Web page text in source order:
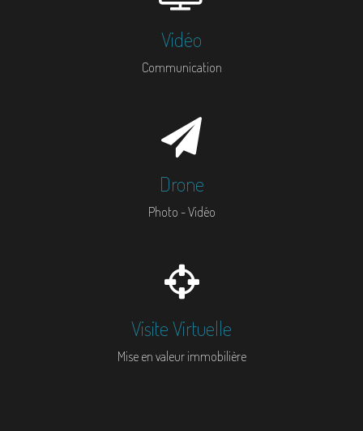
Vidéo
Communication
Drone
Photo - Vidéo
Visite Virtuelle
Mise en valeur immobilière